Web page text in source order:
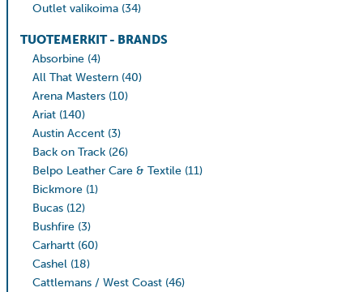
Outlet valikoima (34)
TUOTEMERKIT - BRANDS
Absorbine (4)
All That Western (40)
Arena Masters (10)
Ariat (140)
Austin Accent (3)
Back on Track (26)
Belpo Leather Care & Textile (11)
Bickmore (1)
Bucas (12)
Bushfire (3)
Carhartt (60)
Cashel (18)
Cattlemans / West Coast (46)